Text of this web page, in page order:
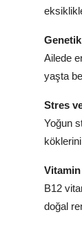
Ailede
yaşta
Stres
Yoğun
B12
doğal